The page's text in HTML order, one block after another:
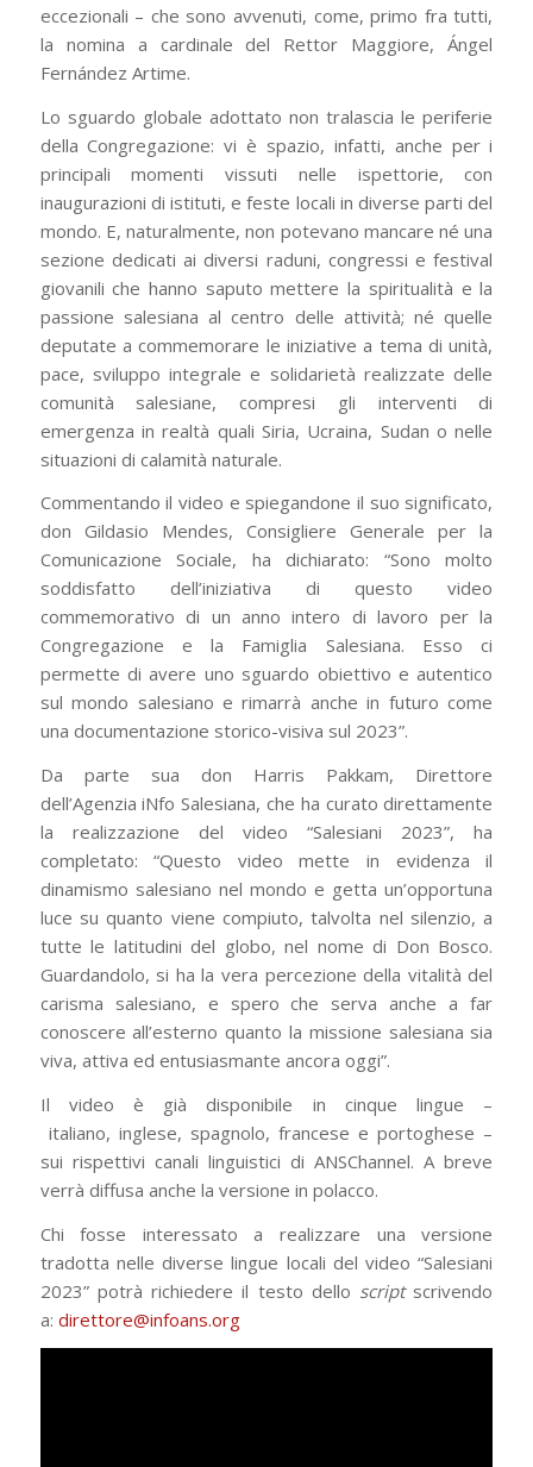
eccezionali – che sono avvenuti, come, primo fra tutti,
la nomina a cardinale del Rettor Maggiore, Ángel
Fernández Artime.
Lo sguardo globale adottato non tralascia le periferie
della Congregazione: vi è spazio, infatti, anche per i
principali momenti vissuti nelle ispettorie, con
inaugurazioni di istituti, e feste locali in diverse parti del
mondo. E, naturalmente, non potevano mancare né una
sezione dedicati ai diversi raduni, congressi e festival
giovanili che hanno saputo mettere la spiritualità e la
passione salesiana al centro delle attività; né quelle
deputate a commemorare le iniziative a tema di unità,
pace, sviluppo integrale e solidarietà realizzate delle
comunità salesiane, compresi gli interventi di
emergenza in realtà quali Siria, Ucraina, Sudan o nelle
situazioni di calamità naturale.
Commentando il video e spiegandone il suo significato,
don Gildasio Mendes, Consigliere Generale per la
Comunicazione Sociale, ha dichiarato: “Sono molto
soddisfatto dell’iniziativa di questo video
commemorativo di un anno intero di lavoro per la
Congregazione e la Famiglia Salesiana. Esso ci
permette di avere uno sguardo obiettivo e autentico
sul mondo salesiano e rimarrà anche in futuro come
una documentazione storico-visiva sul 2023”.
Da parte sua don Harris Pakkam, Direttore
dell’Agenzia iNfo Salesiana, che ha curato direttamente
la realizzazione del video “Salesiani 2023”, ha
completato: “Questo video mette in evidenza il
dinamismo salesiano nel mondo e getta un’opportuna
luce su quanto viene compiuto, talvolta nel silenzio, a
tutte le latitudini del globo, nel nome di Don Bosco.
Guardandolo, si ha la vera percezione della vitalità del
carisma salesiano, e spero che serva anche a far
conoscere all’esterno quanto la missione salesiana sia
viva, attiva ed entusiasmante ancora oggi”.
Il video è già disponibile in cinque lingue –
italiano, inglese, spagnolo, francese e portoghese –
sui rispettivi canali linguistici di ANSChannel. A breve
verrà diffusa anche la versione in polacco.
Chi fosse interessato a realizzare una versione
tradotta nelle diverse lingue locali del video “Salesiani
2023” potrà richiedere il testo dello scriptscrivendo
a: direttore@infoans.org